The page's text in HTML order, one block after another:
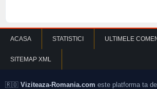
ACASA STATISTICI ULTIMELE
SITEMAP XML
🇷🇴 Viziteaza-Romania.com este platforma ta